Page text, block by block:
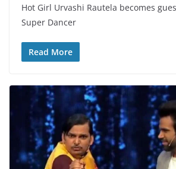
Hot Girl Urvashi Rautela becomes
Super Dancer
Read More